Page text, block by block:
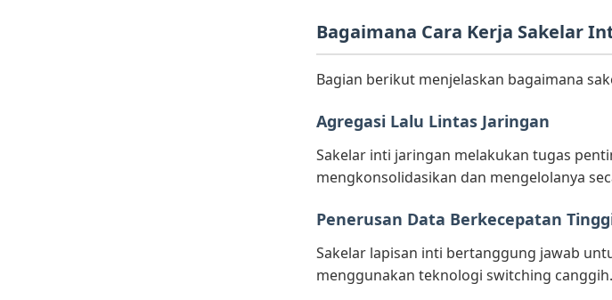
Bagaimana Cara Kerja Sakelar
Bagian berikut menjelaskan bagaimana
Agregasi Lalu Lintas Jaringan
Sakelar inti jaringan melakukan tugas
mengkonsolidasikan dan mengelolanya
Penerusan Data Berkecepatan
Sakelar lapisan inti bertanggung jawab
menggunakan teknologi switching canggih.